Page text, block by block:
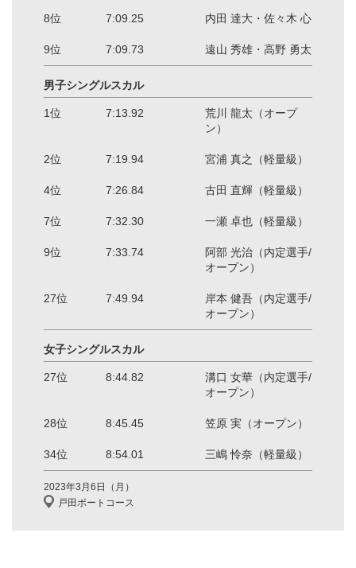
8位 7:09.25 内田 達大・佐々木 心
9位 7:09.73 遠山 秀雄・高野 勇太
男子シングルスカル
1位 7:13.92
荒川 龍太（オープ
ン）
2位 7:19.94 宮浦 真之（軽量級）
4位 7:26.84 古田 直輝（軽量級）
7位 7:32.30 一瀬 卓也（軽量級）
9位 7:33.74
阿部 光治（内定選手/
オープン）
27位 7:49.94
岸本 健吾（内定選手/
オープン）
女子シングルスカル
27位 8:44.82
溝口 女華（内定選手/
オープン）
28位 8:45.45 笠原 実（オープン）
34位 8:54.01 三嶋 怜奈（軽量級）
2023年3月6日（月）
戸田ボートコース